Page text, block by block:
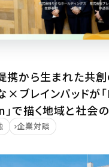
携から生まれた共
×ブレインパッドが
で描く地域と社会
企業対談